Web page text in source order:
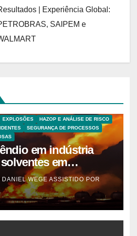
| Experiência Global:
SAIPEM e
EXPLOSÕES
HAZOP E ANÁLISE DE RISCO
SEGURANÇA DE PROCESSOS
em indústria
em
SP
Quema)
DANIEL WEGE ASSISTIDO POR